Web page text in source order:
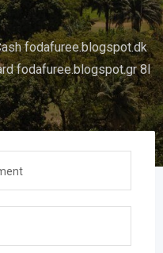
fodafuree.blogspot.dk
fodafuree.blogspot.gr 8I